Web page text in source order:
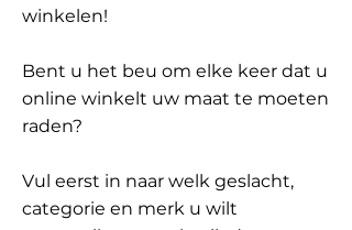
winkelen!
Bent u het beu om elke keer dat u
online winkelt uw maat te moeten
raden?
Vul eerst in naar welk geslacht,
categorie en merk u wilt